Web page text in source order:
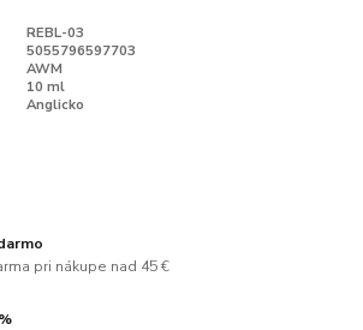
REBL-03
5055796597703
AWM
10 ml
Anglicko
pri nákupe nad 45 €